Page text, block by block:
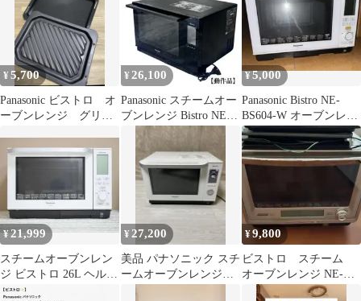
¥5,700
Panasonic ビストロ オ
ーブンレンジ グリル
¥ 26,100
Panasonic スチームオー
ブンレンジ Bistro NE-
BS657-K
¥5,000
Panasonic Bistro NE-
BS604-W オーブンレン
ジ
¥21,999
スチームオーブンレン
ジ ビストロ 26L ヘルツ
フリー NE-BS605-W
¥ 27,200
美品 パナソニック スチ
ームオーブンレンジ
NE-BS655-W ビストロ
¥9,800
ビストロ スチーム
オーブンレンジ NE-
R302